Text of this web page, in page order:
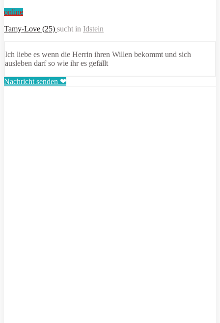
online
Tamy-Love (25) sucht in Idstein
Ich liebe es wenn die Herrin ihren Willen bekommt und sich
ausleben darf so wie ihr es gefällt
Nachricht senden ❤